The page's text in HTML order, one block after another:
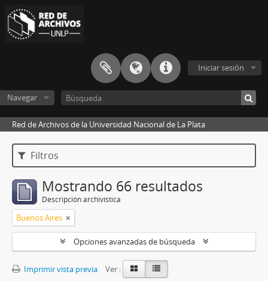
Iniciar sesión
Navegar
Red de Archivos de la Universidad Nacional de La Plata
Filtros
Mostrando 66 resultados
Descripción archivística
Buenos Aires
Opciones avanzadas de búsqueda
Imprimir vista previa
Ver :